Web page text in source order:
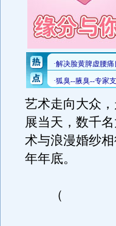
艺术走向大众
展当天，数千
术与浪漫婚纱
年年底。
（